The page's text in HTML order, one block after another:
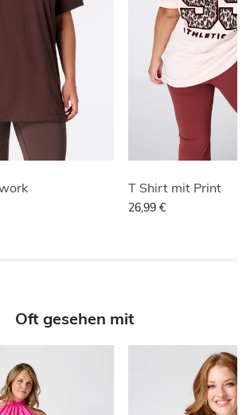
T Shirt mit Print
26,99 €
Oft gesehen mit